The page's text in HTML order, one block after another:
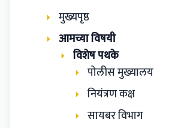
मुख्यपृष्ठ
आमच्या विषयी
विशेष पथके
पोलीस मुख्यालय
नियंत्रण कक्ष
सायबर विभाग